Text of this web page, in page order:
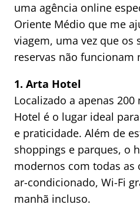
uma agência online
Oriente Médio que me
viagem, uma vez que os
reservas não funcionam
1. Arta Hotel
Localizado a apenas
Hotel é o lugar ideal
e praticidade. Além de
shoppings e parques, o
modernos com todas as
ar-condicionado, Wi-Fi
manhã incluso.